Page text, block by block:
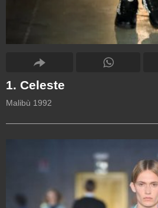
1. Celeste
Malibù 1992